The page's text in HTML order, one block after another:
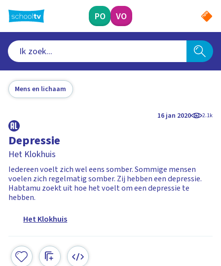
naar
hoofdinhoud
PO VO
Mens en lichaam
16 jan 2020 2.1k
Depressie
Het Klokhuis
Iedereen voelt zich wel eens somber. Sommige mensen
voelen zich regelmatig somber. Zij hebben een depressie.
Habtamu zoekt uit hoe het voelt om een depressie te
hebben.
Het Klokhuis